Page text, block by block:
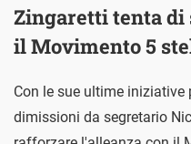
Zingaretti tenta di
il Movimento 5
Con le sue ultime
dimissioni da segretario